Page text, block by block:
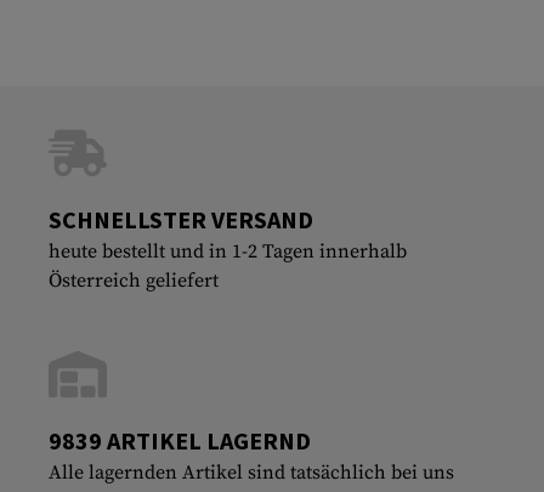
SCHNELLSTER VERSAND
heute bestellt und in 1-2 Tagen innerhalb
Österreich geliefert
9839 ARTIKEL LAGERND
Alle lagernden Artikel sind tatsächlich bei uns